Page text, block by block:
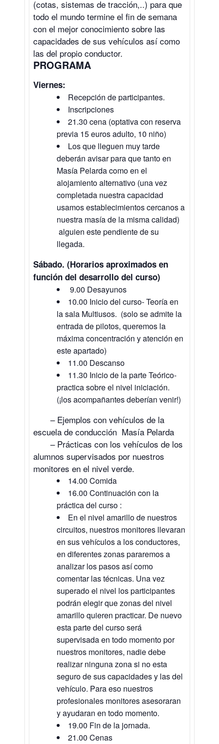
(cotas, sistemas de tracción,..) para que
todo el mundo termine el fin de semana
con el mejor conocimiento sobre las
capacidades de sus vehículos así como
las del propio conductor.
PROGRAMA
Viernes:
Recepción de participantes.
Inscripciones
21.30 cena (optativa con reserva
previa 15 euros adulto, 10 niño)
Los que lleguen muy tarde
deberán avisar para que tanto en
Masía Pelarda como en el
alojamiento alternativo (una vez
completada nuestra capacidad
usamos establecimientos cercanos a
nuestra masía de la misma calidad)
alguien este pendiente de su
llegada.
Sábado. (Horarios aproximados en
función del desarrollo del curso)
9.00 Desayunos
10.00 Inicio del curso- Teoría en
la sala Multiusos. (solo se admite la
entrada de pilotos, queremos la
máxima concentración y atención en
este apartado)
11.00 Descanso
11.30 Inicio de la parte Teórico-
practica sobre el nivel iniciación.
(¡los acompañantes deberían venir!)
– Ejemplos con vehículos de la
escuela de conducción Masía Pelarda
– Prácticas con los vehículos de los
alumnos supervisados por nuestros
monitores en el nivel verde.
14.00 Comida
16.00 Continuación con la
práctica del curso :
En el nivel amarillo de nuestros
circuitos, nuestros monitores llevaran
en sus vehículos a los conductores,
en diferentes zonas pararemos a
analizar los pasos así como
comentar las técnicas. Una vez
superado el nivel los participantes
podrán elegir que zonas del nivel
amarillo quieren practicar. De nuevo
esta parte del curso será
supervisada en todo momento por
nuestros monitores, nadie debe
realizar ninguna zona si no esta
seguro de sus capacidades y las del
vehículo. Para eso nuestros
profesionales monitores asesoraran
y ayudaran en todo momento.
19.00 Fin de la jornada.
21.00 Cenas